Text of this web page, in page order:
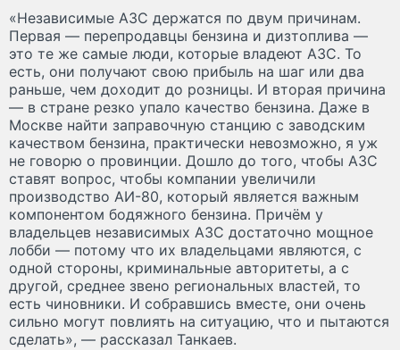
«Независимые АЗС держатся по двум причинам.
Первая — перепродавцы бензина и дизтоплива —
это те же самые люди, которые владеют АЗС. То
есть, они получают свою прибыль на шаг или два
раньше, чем доходит до розницы. И вторая причина
— в стране резко упало качество бензина. Даже в
Москве найти заправочную станцию с заводским
качеством бензина, практически невозможно, я уж
не говорю о провинции. Дошло до того, чтобы АЗС
ставят вопрос, чтобы компании увеличили
производство АИ-80, который является важным
компонентом бодяжного бензина. Причём у
владельцев независимых АЗС достаточно мощное
лобби — потому что их владельцами являются, с
одной стороны, криминальные авторитеты, а с
другой, среднее звено региональных властей, то
есть чиновники. И собравшись вместе, они очень
сильно могут повлиять на ситуацию, что и пытаются
сделать», — рассказал Танкаев.